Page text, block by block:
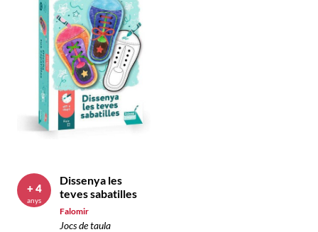
Dissenya les
teves sabatilles
Falomir
Jocs de taula
+ 4
anys